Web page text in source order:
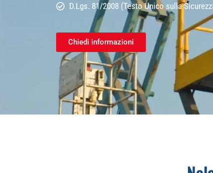
D.Lgs. 81/2008 (Testo Unico sulla
Chiedi informazioni